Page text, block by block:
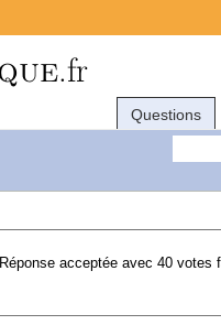
Questions
Réponse acceptée avec 40 votes